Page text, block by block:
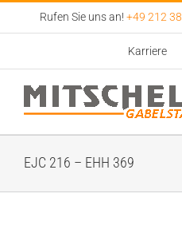
Rufen Sie uns an! +49 212
Karriere
EJC 216 – EHH 369